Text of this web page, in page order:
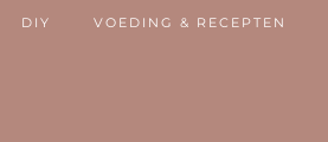
DIY VOEDING & RECEPTEN